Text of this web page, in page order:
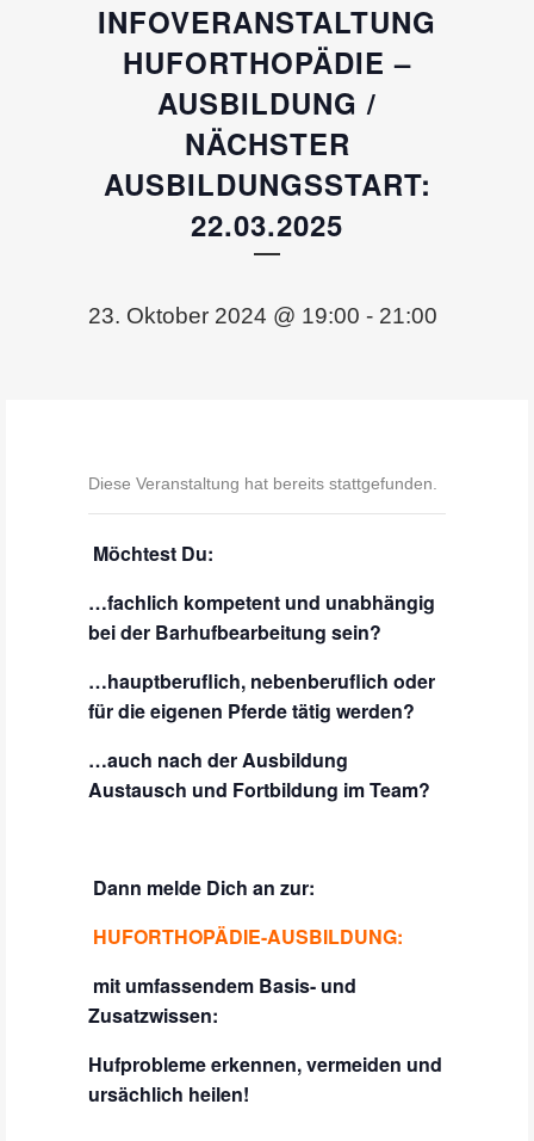
INFOVERANSTALTUNG
HUFORTHOPÄDIE –
AUSBILDUNG /
NÄCHSTER
AUSBILDUNGSSTART:
22.03.2025
23. Oktober 2024 @ 19:00 - 21:00
Diese Veranstaltung hat bereits stattgefunden.
Möchtest Du:
…fachlich kompetent und unabhängig
bei der Barhufbearbeitung sein?
…hauptberuflich, nebenberuflich oder
für die eigenen Pferde tätig werden?
…auch nach der Ausbildung
Austausch und Fortbildung im Team?
Dann melde Dich an zur:
HUFORTHOPÄDIE-AUSBILDUNG:
mit umfassendem Basis- und
Zusatzwissen:
Hufprobleme erkennen, vermeiden und
ursächlich heilen!